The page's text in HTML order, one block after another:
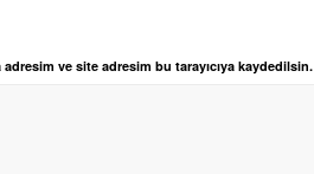
ve site adresim bu tarayıcıya kaydedilsin.